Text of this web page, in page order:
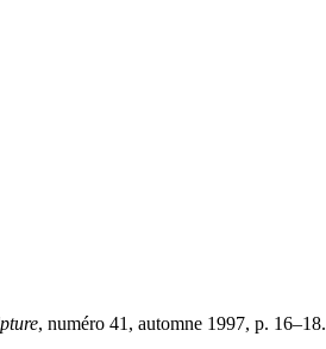
, numéro 41, automne 1997, p. 16–18.